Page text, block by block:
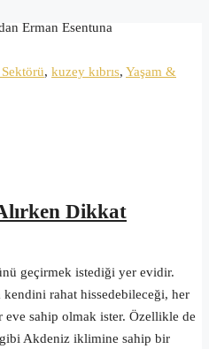
Erman Esentuna
, kuzey kıbrıs, Yaşam &
Dikkat
geçirmek istediği yer evidir.
rahat hissedebileceği, her
sahip olmak ister. Özellikle de
Akdeniz iklimine sahip bir